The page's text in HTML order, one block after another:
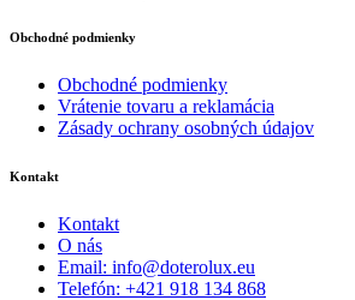
Obchodné podmienky
Obchodné podmienky
Vrátenie tovaru a reklamácia
Zásady ochrany osobných údajov
Kontakt
Kontakt
O nás
Email: info@doterolux.eu
Telefón: +421 918 134 868